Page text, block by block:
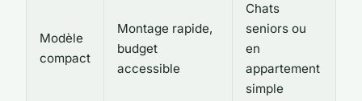
Modèle
compact
Montage rapide,
budget
accessible
Chats
seniors ou
en
appartement
simple